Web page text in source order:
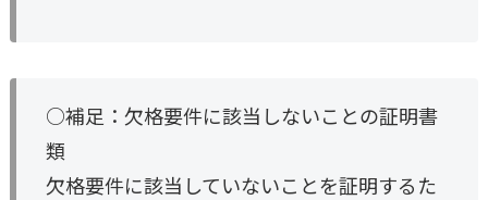
○補足：欠格要件に該当しないことの証明書
類
欠格要件に該当していないことを証明するた